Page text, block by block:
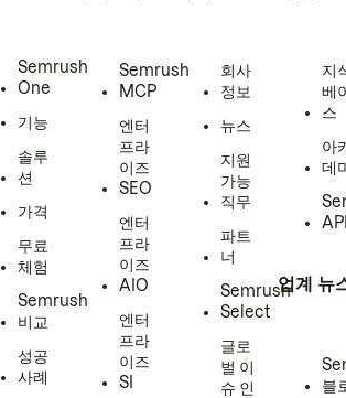
Semrush
One
기능
솔루
션
가격
무료
체험
Semrush
비교
성공
사례
Semrush
MCP
엔터
프라
이즈
SEO
엔터
프라
이즈
AIO
엔터
프라
이즈
SI
회사
정보
뉴스
지원
가능
직무
파트
너
Semrush
Select
글로
벌 이
슈 인
지
베
스
아
데
업계 뉴
블